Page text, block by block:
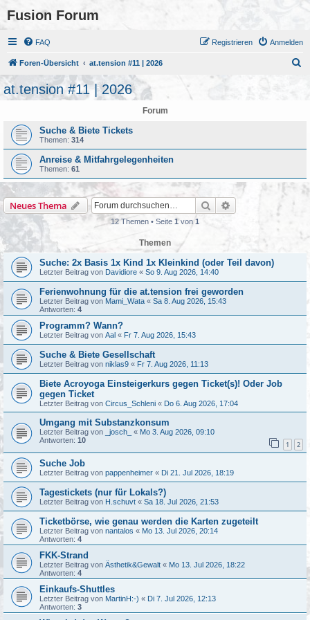
Fusion Forum
FAQ Anmelden
Registrieren
Foren-Übersicht at.tension #11 | 2026
at.tension #11 | 2026
Forum
Suche & Biete Tickets
Themen: 314
Anreise & Mitfahrgelegenheiten
Themen: 61
Neues Thema Suche Erweiterte Suche
12 Themen • Seite 1von1
Themen
Suche: 2x Basis 1x Kind 1x Kleinkind (oder Teil davon)
Letzter Beitrag von Davidiore « So 9. Aug 2026, 14:40
Ferienwohnung für die at.tension frei geworden
Letzter Beitrag von Mami_Wata « Sa 8. Aug 2026, 15:43
Antworten: 4
Programm? Wann?
Letzter Beitrag von Aal « Fr 7. Aug 2026, 15:43
Suche & Biete Gesellschaft
Letzter Beitrag von niklas9 « Fr 7. Aug 2026, 11:13
Biete Acroyoga Einsteigerkurs gegen Ticket(s)! Oder Job
gegen Ticket
Letzter Beitrag von Circus_Schleni « Do 6. Aug 2026, 17:04
Umgang mit Substanzkonsum
Letzter Beitrag von _josch_ « Mo 3. Aug 2026, 09:10
Antworten: 10 1 2
Suche Job
Letzter Beitrag von pappenheimer « Di 21. Jul 2026, 18:19
Tagestickets (nur für Lokals?)
Letzter Beitrag von H.schuvt « Sa 18. Jul 2026, 21:53
Ticketbörse, wie genau werden die Karten zugeteilt
Letzter Beitrag von nantalos « Mo 13. Jul 2026, 20:14
Antworten: 4
FKK-Strand
Letzter Beitrag von Ästhetik&Gewalt « Mo 13. Jul 2026, 18:22
Antworten: 4
Einkaufs-Shuttles
Letzter Beitrag von MartinH:-) « Di 7. Jul 2026, 12:13
Antworten: 3